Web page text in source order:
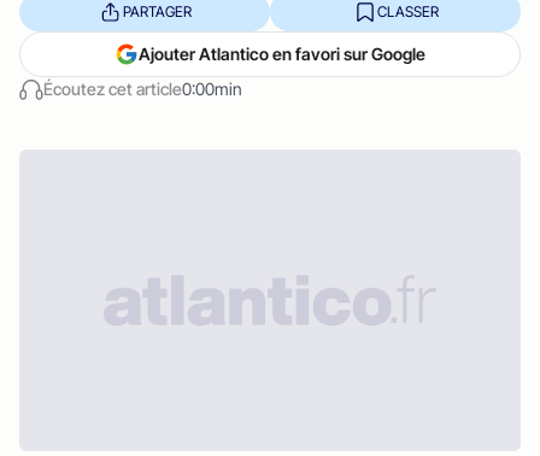
Écoutez cet article0:00min
PARTAGER CLASSER
Ajouter Atlantico en favori sur Google